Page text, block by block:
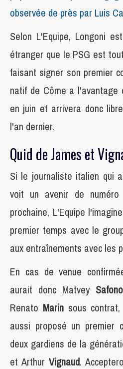
observée de près par Luis
Selon L'Equipe, Longoni
étranger que le PSG est
faisant signer son premier
natif de Côme a
en juin et arrivera donc
l'an dernier.
Quid de James et
Si le journaliste italien qui
voit un avenir de
prochaine, L'Equipe
premier temps avec le
aux entraînements avec les
En cas de venue
aurait donc Matvey
Renato Marin sous
aussi proposé un premier
deux gardiens de la
et Arthur Vignaud.